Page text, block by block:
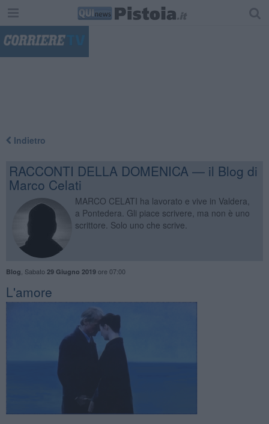
Indietro
RACCONTI DELLA DOMENICA — il Blog di
Marco Celati
MARCO CELATI ha lavorato e vive in Valdera,
a Pontedera. Gli piace scrivere, ma non è uno
scrittore. Solo uno che scrive.
Blog Sabato 29 Giugno 2019ore 07:00
L'amore